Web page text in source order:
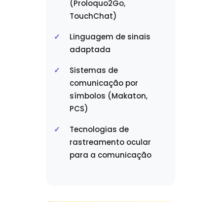
(Proloquo2Go,
TouchChat)
Linguagem de sinais
adaptada
Sistemas de
comunicação por
símbolos (Makaton,
PCS)
Tecnologias de
rastreamento ocular
para a comunicação